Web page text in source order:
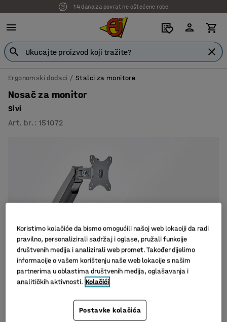
7 godina garancije
Ergonomski dodaci Stalci za monitore
Nosač za monitor
Sivi
Art. br. :151072
Koristimo kolačiće da bismo omogućili našoj web lokaciji da radi
pravilno, personalizirali sadržaj i oglase, pružali funkcije
društvenih medija i analizirali web promet. Također dijelimo
informacije o vašem korištenju naše web lokacije s našim
partnerima u oblastima društvenih medija, oglašavanja i
analitičkih aktivnosti. Kolačići
Postavke kolačića